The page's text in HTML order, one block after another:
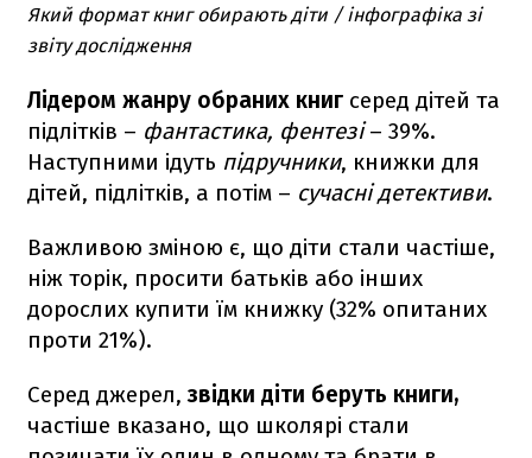
Який формат книг обирають діти / інфографіка зі
звіту дослідження
Лідером жанру обраних книг серед дітей та
підлітків – фантастика, фентезі– 39%.
Наступними ідуть підручники, книжки для
дітей, підлітків, а потім – сучасні детективи.
Важливою зміною є, що діти стали частіше,
ніж торік, просити батьків або інших
дорослих купити їм книжку (32% опитаних
проти 21%).
Серед джерел,звідки діти беруть книги,
частіше вказано, що школярі стали